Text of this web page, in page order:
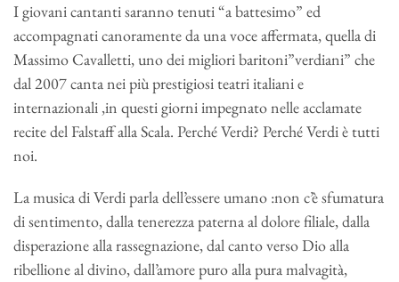
I giovani cantanti saranno tenuti “a battesimo” ed
accompagnati canoramente da una voce affermata, quella di
Massimo Cavalletti, uno dei migliori baritoni”verdiani” che
dal 2007 canta nei più prestigiosi teatri italiani e
internazionali ,in questi giorni impegnato nelle acclamate
recite del Falstaff alla Scala. Perché Verdi? Perché Verdi è tutti
noi.
La musica di Verdi parla dell’essere umano :non c’è sfumatura
di sentimento, dalla tenerezza paterna al dolore filiale, dalla
disperazione alla rassegnazione, dal canto verso Dio alla
ribellione al divino, dall’amore puro alla pura malvagità,